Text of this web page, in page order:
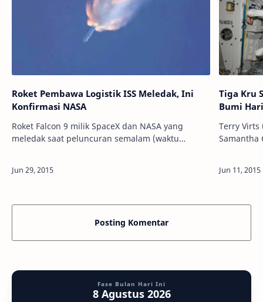
Roket Pembawa Logistik ISS Meledak, Ini
Konfirmasi NASA
Roket Falcon 9 milik SpaceX dan NASA yang
meledak saat peluncuran semalam (waktu
Tiga Kru
Bumi
Terry Virts
Samantha
Posting Komentar
Fase Bulan Hari Ini
8 Agustus 2026